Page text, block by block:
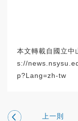
本文轉載自國立中
s://
p?Lang=zh-tw
上一則